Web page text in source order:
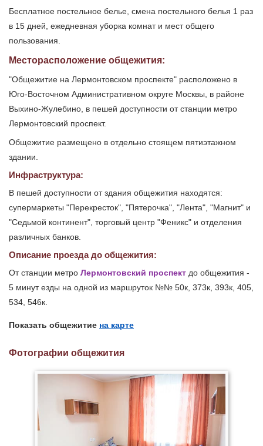
Бесплатное постельное белье, смена постельного белья 1 раз
в 15 дней, ежедневная уборка комнат и мест общего
пользования.
Месторасположение общежития:
"Общежитие на Лермонтовском проспекте" расположено в
Юго-Восточном Административном округе Москвы, в районе
Выхино-Жулебино, в пешей доступности от станции метро
Лермонтовский проспект.
Общежитие размещено в отдельно стоящем пятиэтажном
здании.
Инфраструктура:
В пешей доступности от здания общежития находятся:
супермаркеты "Перекресток", "Пятерочка", "Лента", "Магнит" и
"Седьмой континент", торговый центр "Феникс" и отделения
различных банков.
Описание проезда до общежития:
От станции метро Лермонтовский проспект до общежития -
5 минут езды на одной из маршруток №№ 50к, 373к, 393к, 405,
534, 546к.
Показать общежитие на карте
Фотографии общежития